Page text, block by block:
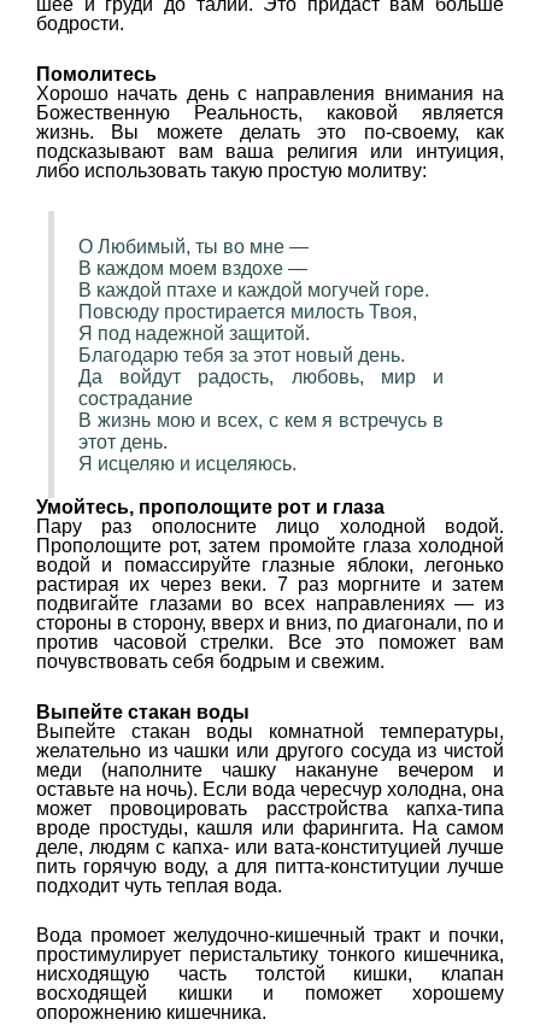
шее и груди до талии. Это придаст вам больше
бодрости.
Помолитесь
Хорошо начать день с направления внимания на
Божественную Реальность, каковой является
жизнь. Вы можете делать это по-своему, как
подсказывают вам ваша религия или интуиция,
либо использовать такую простую молитву:
О Любимый, ты во мне —
В каждом моем вздохе —
В каждой птахе и каждой могучей горе.
Повсюду простирается милость Твоя,
Я под надежной защитой.
Благодарю тебя за этот новый день.
Да войдут радость, любовь, мир и
сострадание
В жизнь мою и всех, с кем я встречусь в
этот день.
Я исцеляю и исцеляюсь.
Умойтесь, прополощите рот и глаза
Пару раз ополосните лицо холодной водой.
Прополощите рот, затем промойте глаза холодной
водой и помассируйте глазные яблоки, легонько
растирая их через веки. 7 раз моргните и затем
подвигайте глазами во всех направлениях — из
стороны в сторону, вверх и вниз, по диагонали, по и
против часовой стрелки. Все это поможет вам
почувствовать себя бодрым и свежим.
Выпейте стакан воды
Выпейте стакан воды комнатной температуры,
желательно из чашки или другого сосуда из чистой
меди (наполните чашку накануне вечером и
оставьте на ночь). Если вода чересчур холодна, она
может провоцировать расстройства капха-типа
вроде простуды, кашля или фарингита. На самом
деле, людям с капха- или вата-конституцией лучше
пить горячую воду, а для питта-конституции лучше
подходит чуть теплая вода.
Вода промоет желудочно-кишечный тракт и почки,
простимулирует перистальтику тонкого кишечника,
нисходящую часть толстой кишки, клапан
восходящей кишки и поможет хорошему
опорожнению кишечника.